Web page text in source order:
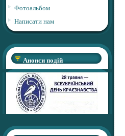
Фотоальбом
Написати нам
Анонси подій